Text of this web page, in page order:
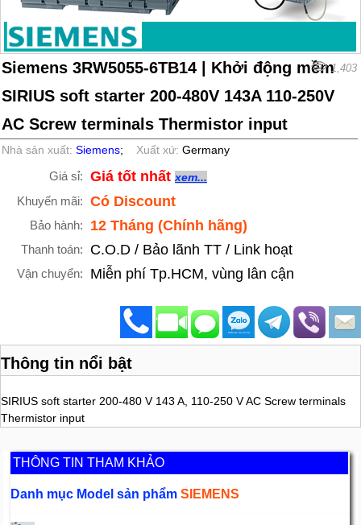
Siemens 3RW5055-6TB14 | Khởi động mềm
SIRIUS soft starter 200-480V 143A 110-250V
AC Screw terminals Thermistor input
1,403
Nhà sản xuất:Siemens; Xuất xứ:Germany
Giá sỉ: Giá tốt nhất xem...
Khuyến mãi: Có Discount
Bảo hành: 12 Tháng (Chính hãng)
Thanh toán: C.O.D / Bảo lãnh TT / Link hoạt
Vận chuyển: Miễn phí Tp.HCM, vùng lân cận
Thông tin nổi bật
SIRIUS soft starter 200-480 V 143 A, 110-250 V AC Screw terminals
Thermistor input
THÔNG TIN THAM KHẢO
Danh mục Model sản phẩmSIEMENS